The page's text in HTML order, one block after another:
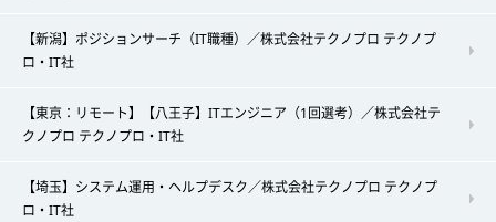
【新潟】ポジションサーチ（IT職種）／株式会社テクノプロ テクノプ
ロ・IT社
【東京：リモート】【八王子】ITエンジニア（1回選考）／株式会社テ
クノプロ テクノプロ・IT社
【埼玉】システム運用・ヘルプデスク／株式会社テクノプロ テクノプ
ロ・IT社